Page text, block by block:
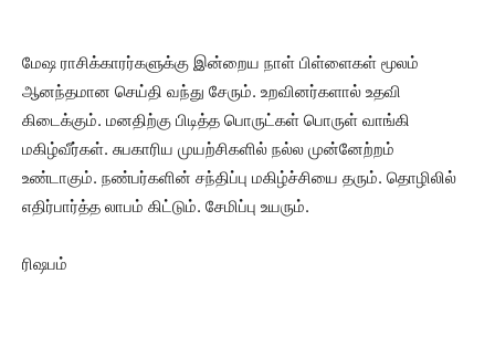
மேஷ ராசிக்காரர்களுக்கு இன்றைய நாள் பிள்ளைகள் மூலம்
ஆனந்தமான செய்தி வந்து சேரும். உறவினர்களால் உதவி
கிடைக்கும். மனதிற்கு பிடித்த பொருட்கள் பொருள் வாங்கி
மகிழ்வீர்கள். சுபகாரிய முயற்சிகளில் நல்ல முன்னேற்றம்
உண்டாகும். நண்பர்களின் சந்திப்பு மகிழ்ச்சியை தரும். தொழிலில்
எதிர்பார்த்த லாபம் கிட்டும். சேமிப்பு உயரும்.
ரிஷபம்